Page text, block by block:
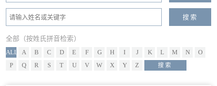
全部（按姓氏拼音检索）
ALL
A B C D E F G H I J K L M N
O
P
Q R S T U V W X Y Z